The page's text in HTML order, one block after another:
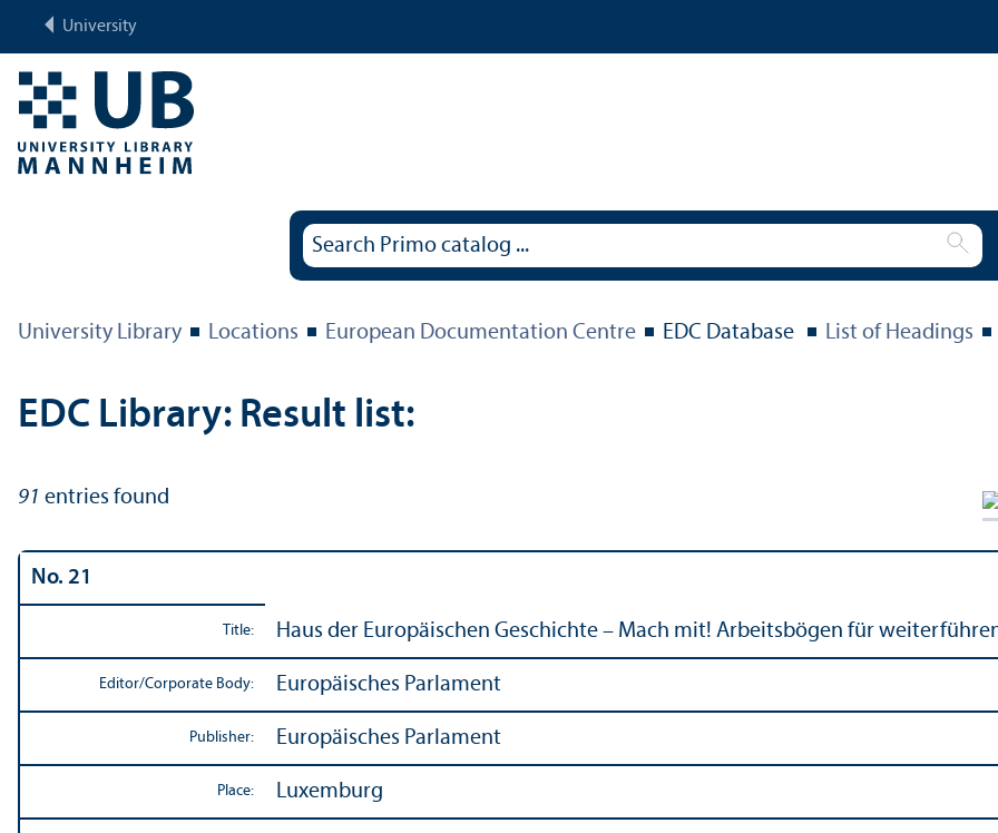
University
University Library Locations European Documentation Centre EDC Database List of Headings
EDC Library: Result list:
91 entries found
No. 21
Title: Haus der Europäischen Geschichte – Mach mit! Arbeitsbögen für
Editor/Corporate Body: Europäisches Parlament
Publisher: Europäisches Parlament
Place: Luxemburg